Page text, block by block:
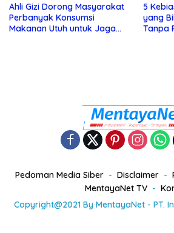
Ahli Gizi Dorong Masyarakat
Perbanyak Konsumsi
Makanan Utuh untuk Jaga
5
yang
Tanpa
Pedoman Media Siber Disclaimer
MentayaNet TV
Copyright@2021 By MentayaNet - PT.